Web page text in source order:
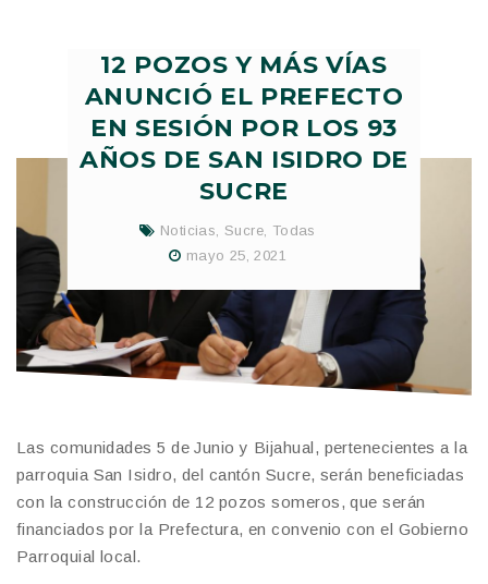
12 POZOS Y MÁS VÍAS
ANUNCIÓ EL PREFECTO
EN SESIÓN POR LOS 93
AÑOS DE SAN ISIDRO DE
SUCRE
Noticias, Sucre, Todas
mayo 25, 2021
Las comunidades 5 de Junio y Bijahual, pertenecientes a la
parroquia San Isidro, del cantón Sucre, serán beneficiadas
con la construcción de 12 pozos someros, que serán
financiados por la Prefectura, en convenio con el Gobierno
Parroquial local.